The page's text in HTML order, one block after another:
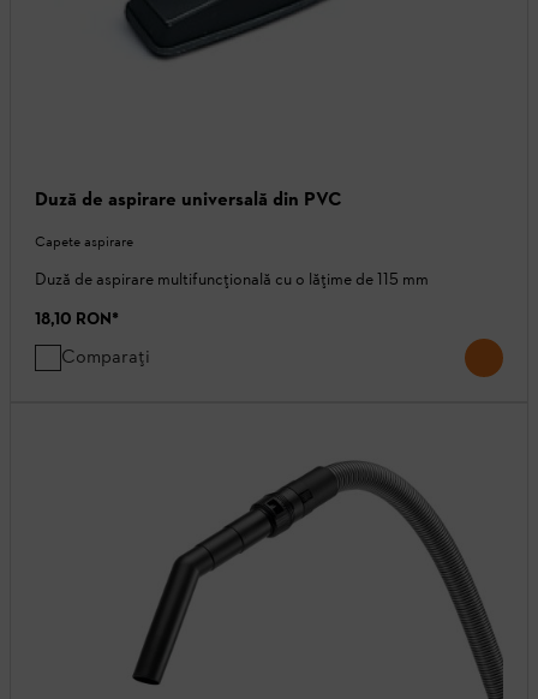
Duză de aspirare universală din PVC
Capete aspirare
Duză de aspirare multifuncțională cu o lățime de 115 mm
18,10 RON*
Comparați